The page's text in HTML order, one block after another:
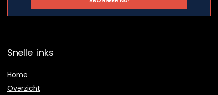
Snelle links
Home
Overzicht